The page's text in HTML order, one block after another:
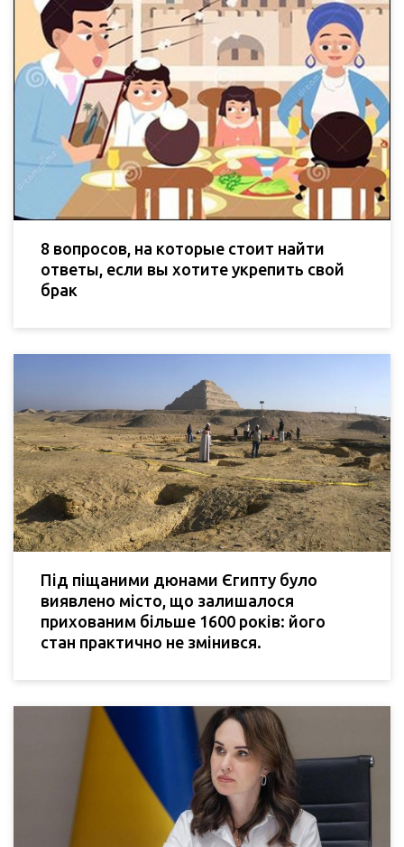
8 вопросов, на которые стоит найти
ответы, если вы хотите укрепить свой
брак
Під піщаними дюнами Єгипту було
виявлено місто, що залишалося
прихованим більше 1600 років: його
стан практично не змінився.